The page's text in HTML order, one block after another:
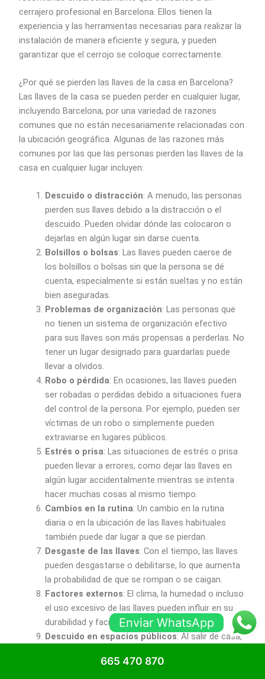
cerrajero profesional en Barcelona. Ellos tienen la
experiencia y las herramientas necesarias para realizar la
instalación de manera eficiente y segura, y pueden
garantizar que el cerrojo se coloque correctamente.
¿Por qué se pierden las llaves de la casa en Barcelona?
Las llaves de la casa se pueden perder en cualquier lugar,
incluyendo Barcelona, por una variedad de razones
comunes que no están necesariamente relacionadas con
la ubicación geográfica. Algunas de las razones más
comunes por las que las personas pierden las llaves de la
casa en cualquier lugar incluyen:
Descuido o distracción: A menudo, las personas
pierden sus llaves debido a la distracción o el
descuido. Pueden olvidar dónde las colocaron o
dejarlas en algún lugar sin darse cuenta.
Bolsillos o bolsas: Las llaves pueden caerse de
los bolsillos o bolsas sin que la persona se dé
cuenta, especialmente si están sueltas y no están
bien aseguradas.
Problemas de organización: Las personas que
no tienen un sistema de organización efectivo
para sus llaves son más propensas a perderlas. No
tener un lugar designado para guardarlas puede
llevar a olvidos.
Robo o pérdida: En ocasiones, las llaves pueden
ser robadas o perdidas debido a situaciones fuera
del control de la persona. Por ejemplo, pueden ser
víctimas de un robo o simplemente pueden
extraviarse en lugares públicos.
Estrés o prisa: Las situaciones de estrés o prisa
pueden llevar a errores, como dejar las llaves en
algún lugar accidentalmente mientras se intenta
hacer muchas cosas al mismo tiempo.
Cambios en la rutina: Un cambio en la rutina
diaria o en la ubicación de las llaves habituales
también puede dar lugar a que se pierdan.
Desgaste de las llaves: Con el tiempo, las llaves
pueden desgastarse o debilitarse, lo que aumenta
la probabilidad de que se rompan o se caigan.
Factores externos: El clima, la humedad o incluso
el uso excesivo de las llaves pueden influir en su
durabilidad y facilitar su pérdida.
Descuido en espacios públicos: Al salir de casa,
sus llaves, lo que podría llevar a perderlas en
Enviar WhatsApp
665 470 870